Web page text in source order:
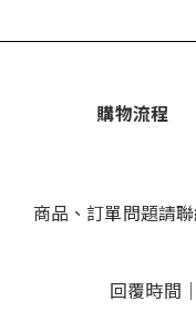
購物流程
商品、訂單問題請
回覆時間